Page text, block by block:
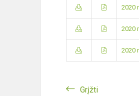
2020
2020
2020
Grįžti